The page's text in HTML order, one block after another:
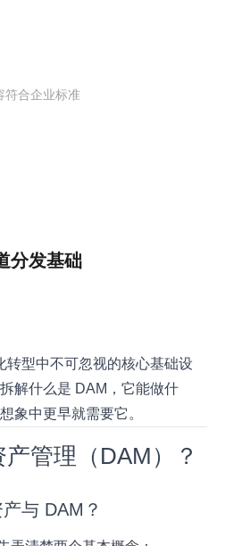
符合企业标准
分发基础
转型中不可忽视的核心基础设
解什么是 DAM，它能做什
象中更早就需要它。
管理（DAM）？
与 DAM？